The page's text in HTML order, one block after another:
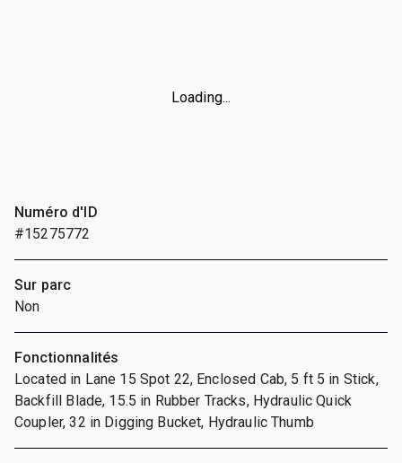
Loading...
Numéro d'ID
#15275772
Sur parc
Non
Fonctionnalités
Located in Lane 15 Spot 22, Enclosed Cab, 5 ft 5 in Stick,
Backfill Blade, 15.5 in Rubber Tracks, Hydraulic Quick
Coupler, 32 in Digging Bucket, Hydraulic Thumb